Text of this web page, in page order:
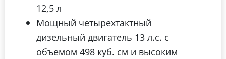
12,5 л
Мощный четырехтактный
дизельный двигатель 13 л.с. с
объемом 498 куб. см и высоким